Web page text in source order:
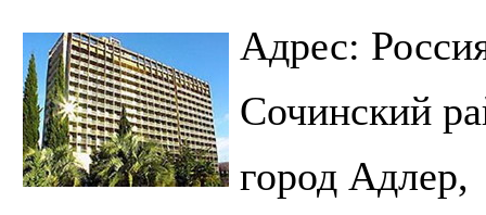
Адрес:
Сочинский
город Адлер,